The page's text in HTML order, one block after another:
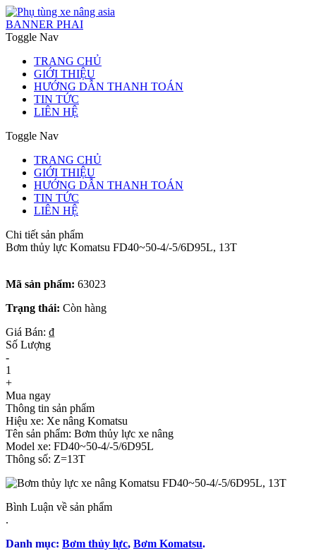
BANNER PHAI
Toggle Nav
TRANG CHỦ
GIỚI THIỆU
HƯỚNG DẪN THANH TOÁN
TIN TỨC
LIÊN HỆ
Toggle Nav
TRANG CHỦ
GIỚI THIỆU
HƯỚNG DẪN THANH TOÁN
TIN TỨC
LIÊN HỆ
Chi tiết sản phẩm
Bơm thủy lực Komatsu FD40~50-4/-5/6D95L, 13T
Mã sản phẩm: 63023
Trạng thái: Còn hàng
Giá Bán: ₫
Số Lượng
-
1
+
Mua ngay
Thông tin sản phẩm
Hiệu xe: Xe nâng Komatsu
Tên sản phẩm: Bơm thủy lực xe nâng
Model xe: FD40~50-4/-5/6D95L
Thông số: Z=13T
Bình Luận về sản phẩm
.
Danh mục: Bơm thủy lực, Bơm Komatsu.